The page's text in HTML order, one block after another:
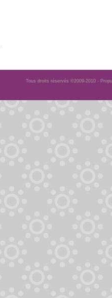
Tous droits réservés ©2009-2010 -